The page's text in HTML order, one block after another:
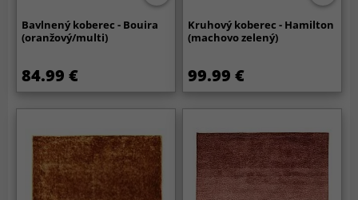
Bavlnený koberec - Bouira
(oranžový/multi)
84.99 €
Kruhový koberec - Hamilton
(machovo zelený)
99.99 €